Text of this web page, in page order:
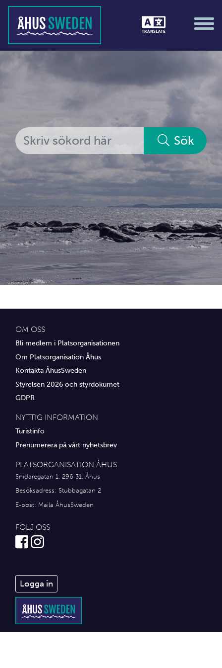
TRANSLATE
Tävlingar &amp; matcher
Alla medlemmar
Ekonomi &amp; juridik
Hantverkare
Hus &amp; hem
Ideella föreningar
Idrottsföreningar
Media
Transport
Övrig service
Sök
OM OSS
Bli medlem i Platsorganisationen
Om Platsorganisation Åhus
Kontakta ÅhusSweden
Styrelsen 2026 och styrdokumet
GDPR
NYTTIG INFORMATION
Turistinfo
Prenumerera på vårt nyhetsbrev
PLATSORGANISATION ÅHUS
Snidaregatan 1, 296 31, Åhus
Besöksadress: Stubbagatan 2
E-post: Maila ÅhusSweden
FÖLJ OSS
Logga in